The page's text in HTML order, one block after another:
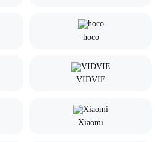
hoco
VIDVIE
Xiaomi